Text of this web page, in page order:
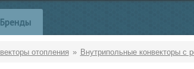
Бренды
отопления Внутрипольные конвекторы с